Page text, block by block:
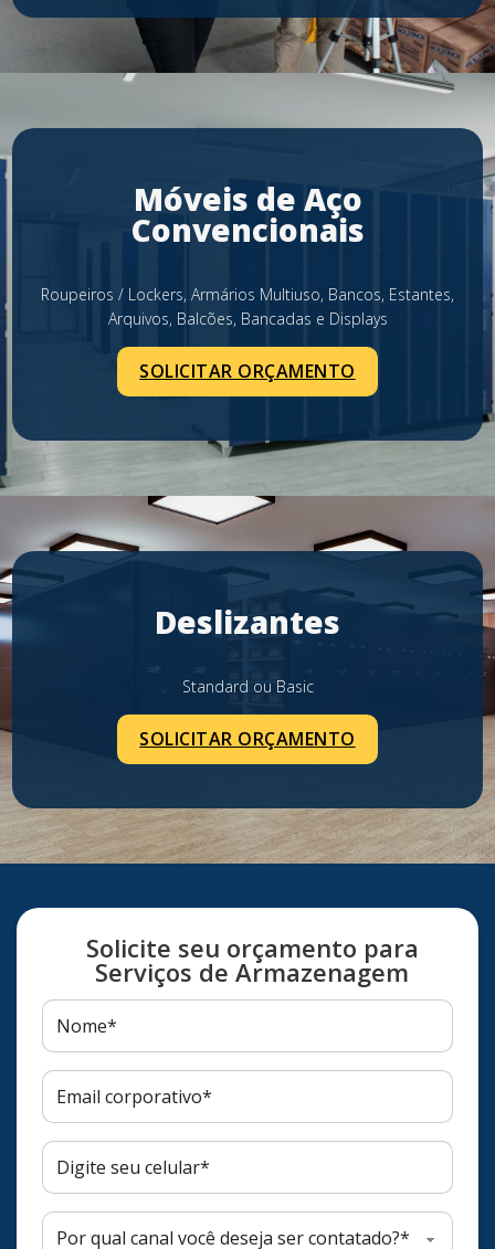
Móveis de Aço
Convencionais
Roupeiros / Lockers, Armários Multiuso, Bancos, Estantes,
Arquivos, Balcões, Bancadas e Displays
SOLICITAR ORÇAMENTO
Deslizantes
Standard ou Basic
SOLICITAR ORÇAMENTO
Solicite seu orçamento para
Serviços de Armazenagem